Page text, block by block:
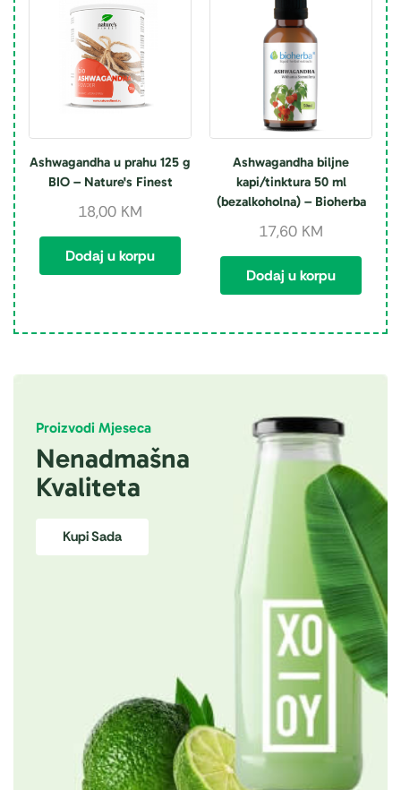
Ashwagandha u prahu 125 g
BIO – Nature's Finest
18,00 KM
Dodaj u korpu
Ashwagandha biljne
kapi/tinktura 50 ml
(bezalkoholna) – Bioherba
17,60 KM
Dodaj u korpu
Proizvodi Mjeseca
Nenadmašna
Kvaliteta
Kupi Sada